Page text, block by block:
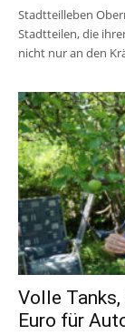
Stadtteilleben
Stadtteilen, die
nicht nur an den
Volle
Euro für